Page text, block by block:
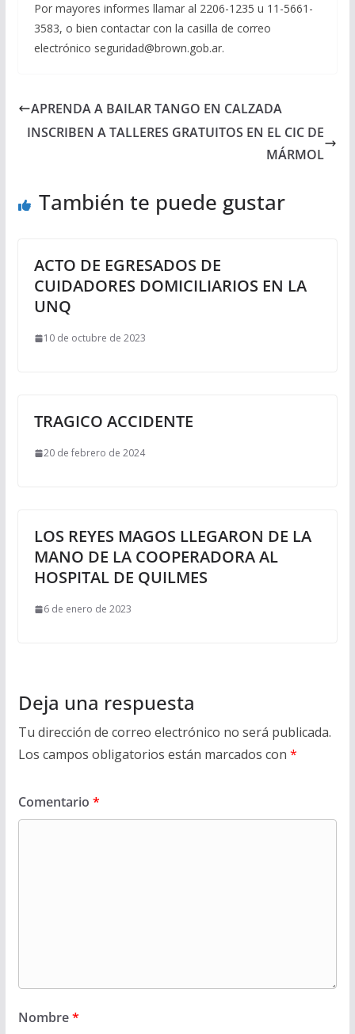
Por mayores informes llamar al 2206-1235 u 11-5661-
3583, o bien contactar con la casilla de correo
electrónico seguridad@brown.gob.ar.
APRENDA A BAILAR TANGO EN CALZADA
INSCRIBEN A TALLERES GRATUITOS EN EL CIC DE
MÁRMOL
También te puede gustar
ACTO DE EGRESADOS DE
CUIDADORES DOMICILIARIOS EN LA
UNQ
10 de octubre de 2023
TRAGICO ACCIDENTE
20 de febrero de 2024
LOS REYES MAGOS LLEGARON DE LA
MANO DE LA COOPERADORA AL
HOSPITAL DE QUILMES
6 de enero de 2023
Deja una respuesta
Tu dirección de correo electrónico no será publicada.
Los campos obligatorios están marcados con *
Comentario *
Nombre*